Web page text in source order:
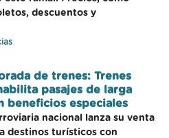
descuentos y
de trenes: Trenes
pasajes de larga
beneficios especiales
nacional lanza su venta
destinos turísticos con